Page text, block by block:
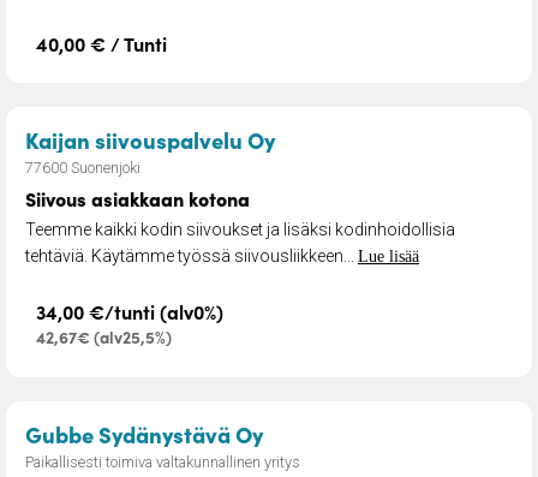
40,00 € / Tunti
Kaijan siivouspalvelu Oy– Siivous asiakkaan
77600 Suonenjoki
Siivous asiakkaan kotona
Teemme kaikki kodin siivoukset ja lisäksi kodinhoidollisia
tehtäviä. Käytämme työssä siivousliikkeen... Lue lisää
34,00 €/tunti (alv0%)
42,67€ (alv25,5%)
Gubbe Sydänystävä Oy– Ennaltaehkäisevä
Paikallisesti toimiva valtakunnallinen yritys